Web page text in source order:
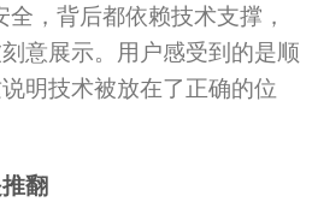
，背后都依赖技术支撑，
意展示。用户感受到的是顺
明技术被放在了正确的位
翻